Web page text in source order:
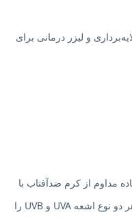
و لیزر درمانی برای
مداوم از کرم ضدآفتاب با
SPF بالا (۳۰ یا بالاتر) است. ضدآفتاب باید هر دو نوع اشعه UVA و UVB را